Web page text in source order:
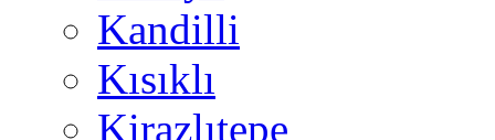
Kandilli
Kısıklı
Kirazlıtepe